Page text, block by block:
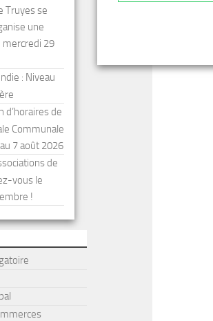
Truyes se
une
mercredi 29
: Niveau
d’horaires de
Communale
7 août 2026
de
vous le
!